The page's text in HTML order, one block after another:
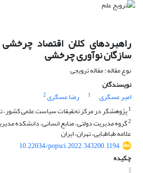
راهبردهای کلان اقتصاد
سازگان نوآوری چرخشی
نوع مقاله : مقاله ترویجی
نویسندگان
امیر عسگری
1 رضا عسگری2
1پژوهشگر در مرکز تحقیقات سیاست علمی کشور،
2گروه مدیریت دولتی، منابع انسانی، دانشکده
علامه طباطبایی، تهران، ایران
10.22034/popsci.2022.343200.1194
چکیده